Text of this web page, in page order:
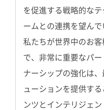
を促進する戦略的な
ームとの連携を望んで
私たちが世界中のお
で、非常に重要なパ
ナーシップの強化は
ューションを提供す
ンツとインテリジェ